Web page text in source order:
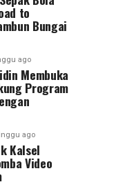
to
Bungai
ago
Membuka
Program
ago
Kalsel
Video